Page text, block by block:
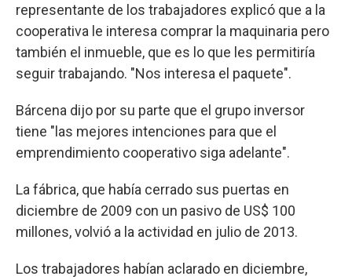
representante de los trabajadores explicó que a la
cooperativa le interesa comprar la maquinaria pero
también el inmueble, que es lo que les permitiría
seguir trabajando. "Nos interesa el paquete".
Bárcena dijo por su parte que el grupo inversor
tiene "las mejores intenciones para que el
emprendimiento cooperativo siga adelante".
La fábrica, que había cerrado sus puertas en
diciembre de 2009 con un pasivo de US$ 100
millones, volvió a la actividad en julio de 2013.
Los trabajadores habían aclarado en diciembre,